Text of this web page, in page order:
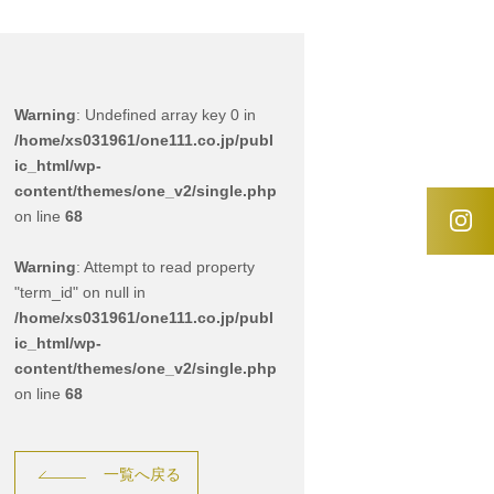
Warning: Undefined array key 0 in
/home/xs031961/one111.co.jp/publ
ic_html/wp-
content/themes/one_v2/single.php
on line 68
Warning: Attempt to read property
"term_id" on null in
/home/xs031961/one111.co.jp/publ
ic_html/wp-
content/themes/one_v2/single.php
on line 68
一覧へ戻る